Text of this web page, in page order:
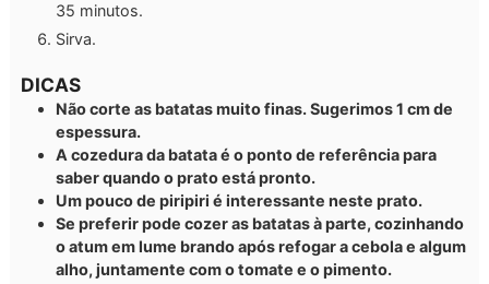
35 minutos.
Sirva.
DICAS
Não corte as batatas muito finas. Sugerimos 1 cm de
espessura.
A cozedura da batata é o ponto de referência para
saber quando o prato está pronto.
Um pouco de piripiri é interessante neste prato.
Se preferir pode cozer as batatas à parte, cozinhando
o atum em lume brando após refogar a cebola e algum
alho, juntamente com o tomate e o pimento.